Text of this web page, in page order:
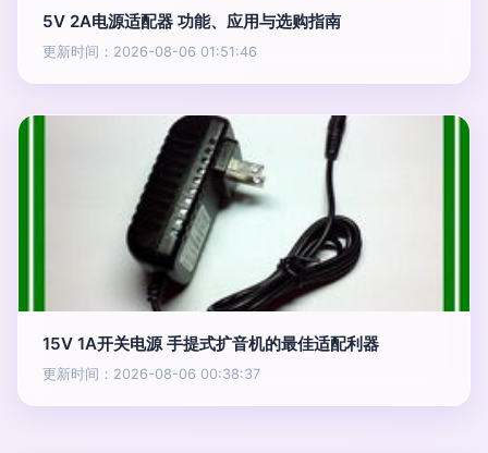
5V 2A电源适配器 功能、应用与选购指南
更新时间：2026-08-06 01:51:46
15V 1A开关电源 手提式扩音机的最佳适配利器
更新时间：2026-08-06 00:38:37